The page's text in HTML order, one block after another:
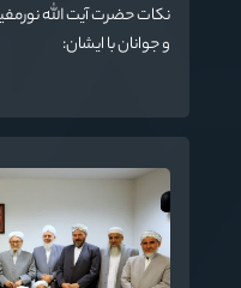
نکات حضرت آیت الله
و جوانان با ایشان: